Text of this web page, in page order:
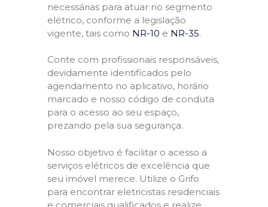
necessárias para atuar no segmento
elétrico, conforme a legislação
vigente, tais como NR-10 e NR-35.
Conte com profissionais responsáveis,
devidamente identificados pelo
agendamento no aplicativo, horário
marcado e nosso código de conduta
para o acesso ao seu espaço,
prezando pela sua segurança.
Nosso objetivo é facilitar o acesso a
serviços elétricos de excelência que
seu imóvel merece. Utilize o Grifo
para encontrar eletricistas residenciais
e comerciais qualificados e realize